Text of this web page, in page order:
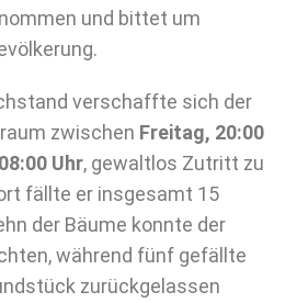
und bittet um
verschaffte sich der
zwischen Freitag, 20:00
Uhr, gewaltlos Zutritt zu
fällte er insgesamt 15
der Bäume konnte der
während fünf gefällte
zurückgelassen